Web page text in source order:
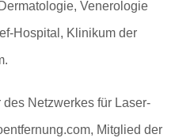
Venerologie
Hospital, Klinikum der
des Netzwerkes für Laser-
Mitglied der